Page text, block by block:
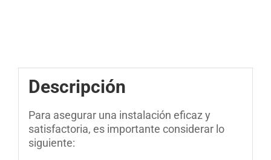
Descripción
Para asegurar una instalación eficaz y
satisfactoria, es importante considerar lo
siguiente: